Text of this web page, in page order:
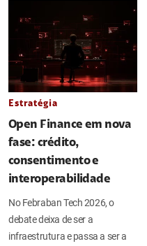
Estratégia
Open Finance em nova
fase: crédito,
consentimento e
interoperabilidade
No Febraban Tech 2026, o
debate deixa de ser a
infraestrutura e passa a ser a